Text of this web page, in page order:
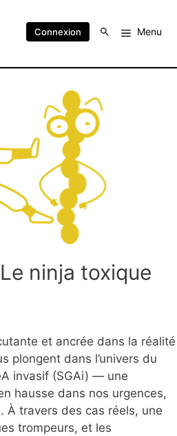
Connexion Menu
ninja toxique
et ancrée dans la réalité
plongent dans l’univers du
invasif (SGAi) — une
hausse dans nos urgences,
À travers des cas réels, une
trompeurs, et les